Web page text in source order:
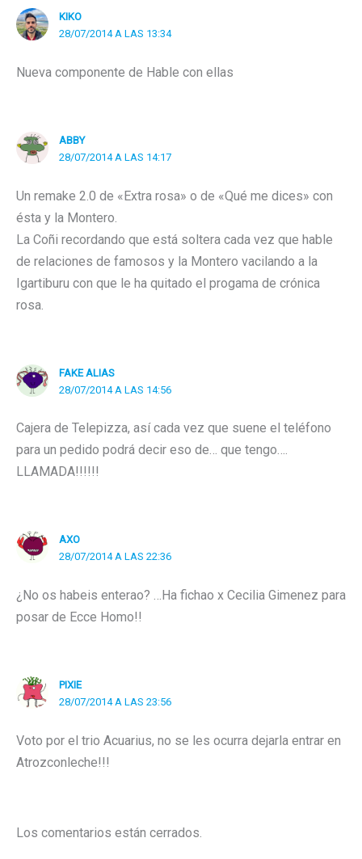
KIKO
28/07/2014 A LAS 13:34
Nueva componente de Hable con ellas
ABBY
28/07/2014 A LAS 14:17
Un remake 2.0 de «Extra rosa» o de «Qué me dices» con
ésta y la Montero.
La Coñi recordando que está soltera cada vez que hable
de relaciones de famosos y la Montero vacilando a la
Igartiburu con que le ha quitado el progama de crónica
rosa.
FAKE ALIAS
28/07/2014 A LAS 14:56
Cajera de Telepizza, así cada vez que suene el teléfono
para un pedido podrá decir eso de… que tengo….
LLAMADA!!!!!!
AXO
28/07/2014 A LAS 22:36
¿No os habeis enterao? …Ha fichao x Cecilia Gimenez para
posar de Ecce Homo!!
PIXIE
28/07/2014 A LAS 23:56
Voto por el trio Acuarius, no se les ocurra dejarla entrar en
Atrozconleche!!!
Los comentarios están cerrados.